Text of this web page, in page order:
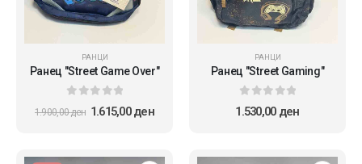
РАНЦИ
Ранец "Street Game Over"
out of 5
1.900,00ден 1.615,00ден
РАНЦИ
Ранец "Street Gaming"
0out of 5
1.530,00 ден